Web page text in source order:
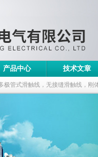
产品中心 技术文章
极管式滑触线，无接缝滑触线，刚